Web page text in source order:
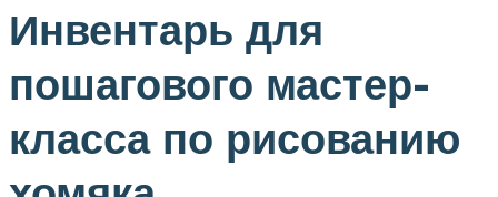
Инвентарь для
пошагового мастер-
класса по рисованию